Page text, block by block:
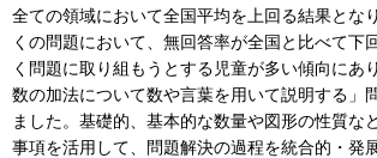
全ての領域において全国平均を上回る結果とな
くの問題において、無回答率が全国と比べて下
く問題に取り組もうとする児童が多い傾向にあ
数の加法について数や言葉を用いて説明する」
ました。基礎的、基本的な数量や図形の性質な
事項を活用して、問題解決の過程を統合的・発